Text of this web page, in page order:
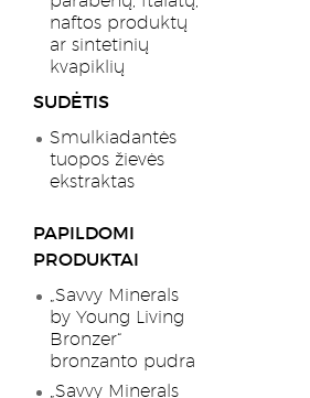
naftos produktų
ar sintetinių
kvapiklių
SUDĖTIS
Smulkiadantės
tuopos žievės
ekstraktas
PAPILDOMI
PRODUKTAI
„Savvy Minerals
by Young Living
Bronzer“
bronzanto pudra
„Savvy Minerals